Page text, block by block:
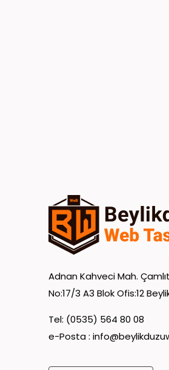
Adnan Kahveci Mah.
No:17/3 A3 Blok Ofis:12
Tel: (0535) 564 80 08
e-Posta :